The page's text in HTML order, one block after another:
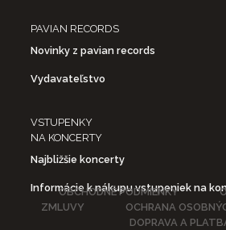
PAVIAN RECORDS
Novinky z pavian records
Vydavateľstvo
VSTUPENKY
NA KONCERTY
Najbližšie koncerty
Informácie k nákupu vstupeniek na
OBCHODNÉ PODMIENKY
ZMLUVY
OCHRANA
DOPRAVA A